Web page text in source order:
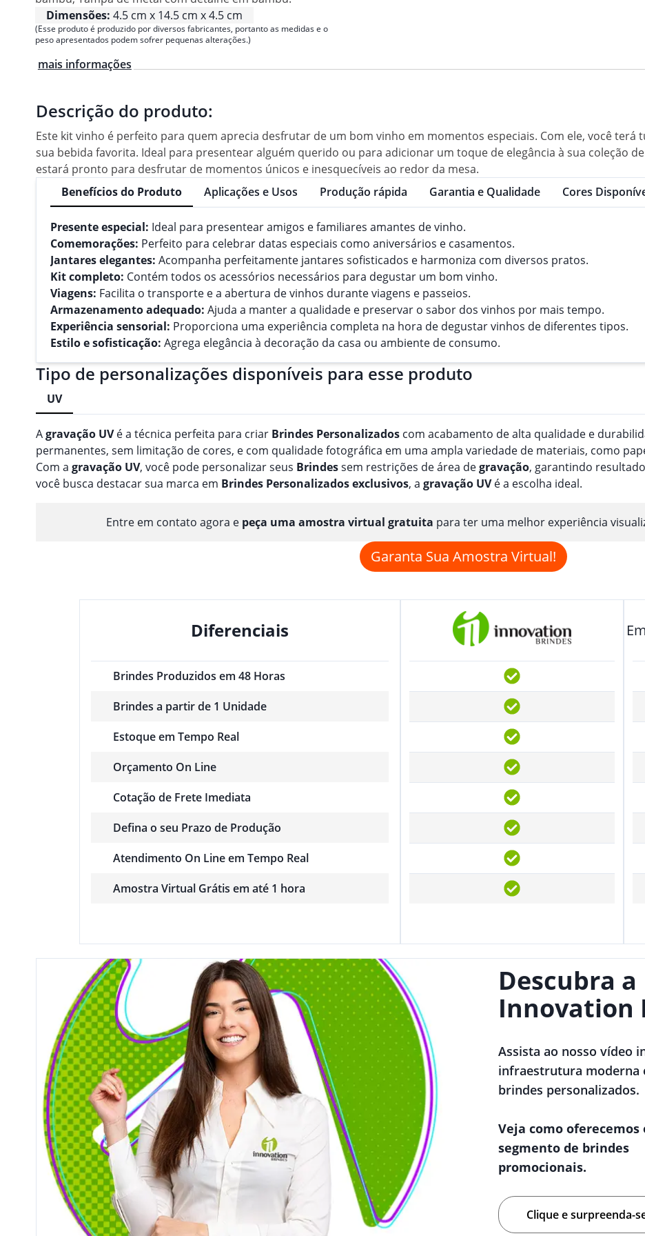
Dimensões: 4.5 cm x 14.5 cm x 4.5 cm
(Esse produto é produzido por diversos fabricantes, portanto as medidas e o
peso apresentados podem sofrer pequenas alterações.)
mais informações
Descrição do produto:
Este kit vinho é perfeito para quem aprecia desfrutar de um bom vinho em momentos especiais. Com ele, você
sua bebida favorita. Ideal para presentear alguém querido ou para adicionar um toque de elegância à sua coleção
estará pronto para desfrutar de momentos únicos e inesquecíveis ao redor da mesa.
Benefícios do Produto
Aplicações e Usos Produção rápida Garantia e Qualidade Cores
Presente especial: Ideal para presentear amigos e familiares amantes de vinho.
Comemorações: Perfeito para celebrar datas especiais como aniversários e casamentos.
Jantares elegantes: Acompanha perfeitamente jantares sofisticados e harmoniza com diversos pratos.
Kit completo: Contém todos os acessórios necessários para degustar um bom vinho.
Viagens: Facilita o transporte e a abertura de vinhos durante viagens e passeios.
Armazenamento adequado: Ajuda a manter a qualidade e preservar o sabor dos vinhos por mais tempo.
Experiência sensorial: Proporciona uma experiência completa na hora de degustar vinhos de diferentes tipos.
Estilo e sofisticação: Agrega elegância à decoração da casa ou ambiente de consumo.
Tipo de personalizações disponíveis para esse produto
UV
Agravação UVé a técnica perfeita para criar Brindes Personalizados com acabamento de alta qualidade e
permanentes, sem limitação de cores, e com qualidade fotográfica em uma ampla variedade de materiais, como
Com a gravação UV, você pode personalizar seus Brindessem restrições de área degravação, garantindo
você busca destacar sua marca em Brindes Personalizadosexclusivos, a gravação UVé a escolha ideal.
Entre em contato agora e peça uma amostra virtual gratuita para ter uma melhor experiência
Garanta Sua Amostra Virtual!
Diferenciais
Brindes Produzidos em 48 Horas
Brindes a partir de 1 Unidade
Estoque em Tempo Real
Orçamento On Line
Cotação de Frete Imediata
Defina o seu Prazo de Produção
Atendimento On Line em Tempo Real
Amostra Virtual Grátis em até 1 hora
Descubra a
Innovation
Assista ao nosso vídeo
infraestrutura moderna
brindes personalizados.
Veja como
segmento de brindes
promocionais.
Clique e surpreenda-